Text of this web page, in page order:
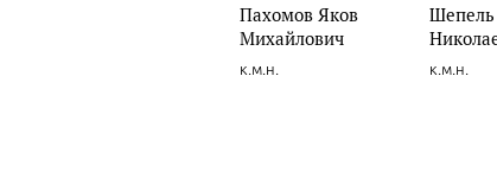
Пахомов Яков
Михайлович
к.м.н.
Шепель
к.м.н.